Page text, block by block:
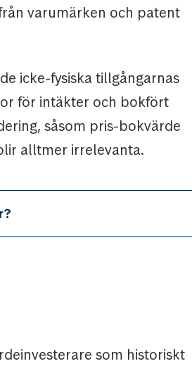
varumärken och patent
icke-fysiska tillgångarnas
för intäkter och bokfört
såsom pris-bokvärde
alltmer irrelevanta.
som historiskt